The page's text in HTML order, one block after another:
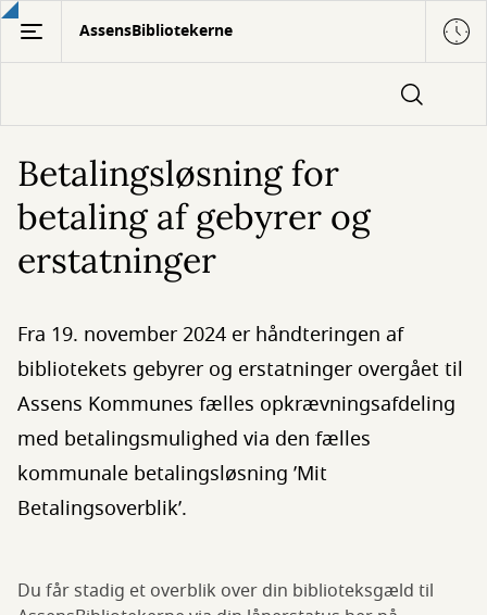
Gå
hovedindhold
AssensBibliotekerne
Betalingsløsning for
betaling af gebyrer og
erstatninger
Fra 19. november 2024 er håndteringen af
bibliotekets gebyrer og erstatninger overgået til
Assens Kommunes fælles opkrævningsafdeling
med betalingsmulighed via den fælles
kommunale betalingsløsning ’Mit
Betalingsoverblik’.
Du får stadig et overblik over din biblioteksgæld til